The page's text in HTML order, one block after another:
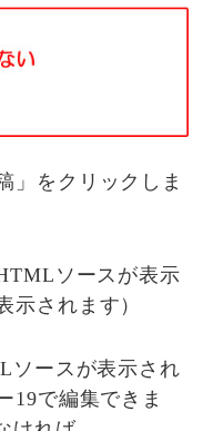
」をクリックしま
ソースが表示
示されます）
ソースが表示され
19で編集できま